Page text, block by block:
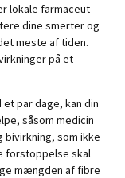
lokale farmaceut
dine smerter og
meste af tiden.
på et
par dage, kan din
såsom medicin
bivirkning, som ikke
forstoppelse skal
mængden af ​​fibre